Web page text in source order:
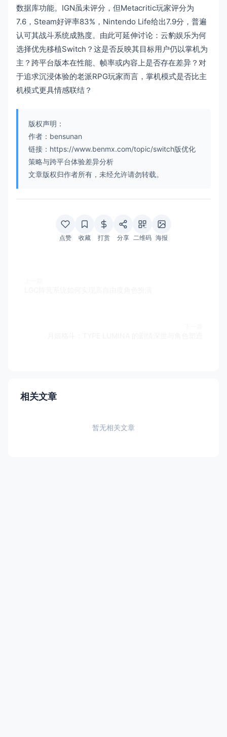
数据库功能。IGN虽未评分，但Metacritic玩家评分为
7.6，Steam好评率83%，Nintendo Life给出7.9分，普遍
认可其战斗系统成熟度。由此可延伸讨论：云豹娱乐为何
选择优先移植Switch？这是否反映其目标用户仍以掌机为
主？跨平台版本在性能、帧率或内容上是否存在差异？对
于追求沉浸体验的老派RPG玩家而言，掌机模式是否比主
机模式更具情感联结？
版权声明：
作者：bensunan
链接：https://www.benmx.com/topic/switch版优化
策略与跨平台体验差异分析
文章版权归作者所有，未经允许请勿转载。
点赞 收藏 打赏 分享 二维码 海报
相关文章
暂无相关文章